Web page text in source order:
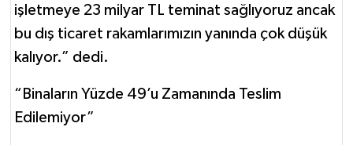
işletmeye 23 milyar TL teminat sağlıyoruz ancak
bu dış ticaret rakamlarımızın yanında çok düşük
kalıyor.” dedi.
“Binaların Yüzde 49’u Zamanında Teslim
Edilemiyor”